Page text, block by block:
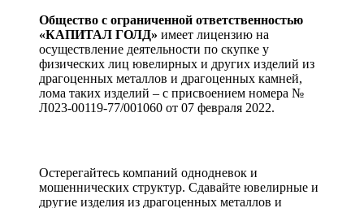
Общество с ограниченной ответственностью
«КАПИТАЛ ГОЛД» имеет лицензию на
осуществление деятельности по скупке у
физических лиц ювелирных и других изделий из
драгоценных металлов и драгоценных камней,
лома таких изделий – с присвоением номера №
Л023-00119-77/001060 от 07 февраля 2022.
Остерегайтесь компаний однодневок и
мошеннических структур. Сдавайте ювелирные и
другие изделия из драгоценных металлов и